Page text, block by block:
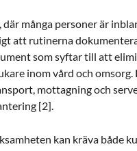
många personer är
att rutinerna
som syftar till att
inom vård och omsorg.
mottagning och
[2].
kan kräva både